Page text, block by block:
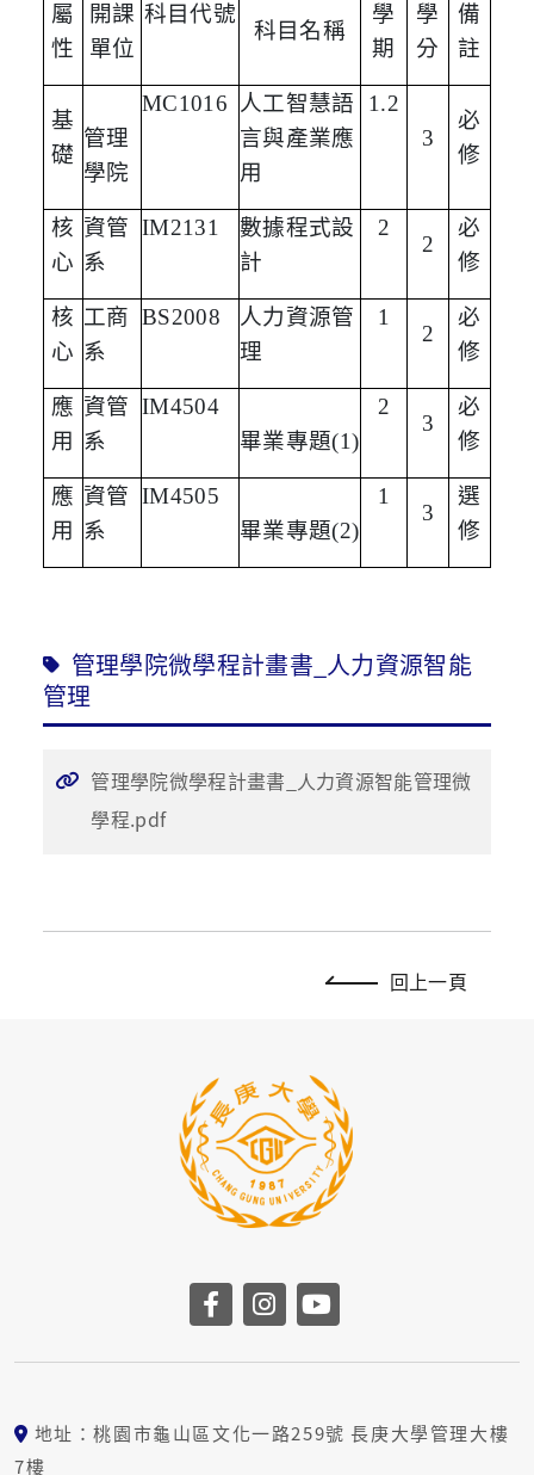
屬
性
開課
單位
科目代號
科目名稱
學
期
學
分
備
註
基
礎
管理
學院
MC1016
人工智慧語
言與產業應
用
1.2
3
必
修
核
心
資管
系
IM2131
數據程式設
計
2
2
必
修
核
心
工商
系
BS2008
人力資源管
理
1
2
必
修
應
用
資管
系
IM4504
畢業專題(1)
2
3
必
修
應
用
資管
系
IM4505
畢業專題(2)
1
3
選
修
管理學院微學程計畫書_人力資源智能
管理
管理學院微學程計畫書_人力資源智能管理微
學程.pdf
回上一頁
前往長庚大學facebook
前往長庚大學
地址：桃園市龜山區文化一路259號 長庚大學管理大樓
7樓